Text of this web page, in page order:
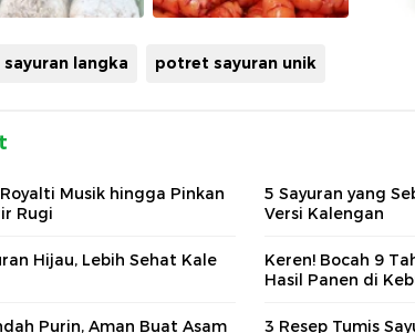
sayuran langka potret sayuran unik
Musik hingga Pinkan
Rugi
5 Sayuran yang
Versi Kalengan
Hijau, Lebih Sehat Kale
Keren! Bocah 9
Hasil Panen di
Purin, Aman Buat Asam
3 Resep Tumis